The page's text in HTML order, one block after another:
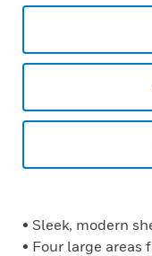
• Sleek, modern
• Four large